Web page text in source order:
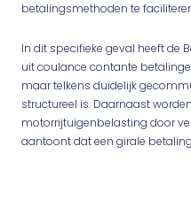
betalingsmethoden te
In dit specifieke geval heeft de
uit coulance contante
maar telkens duidelijk
structureel is. Daarnaast
motorrijtuigenbelasting door
aantoont dat een girale